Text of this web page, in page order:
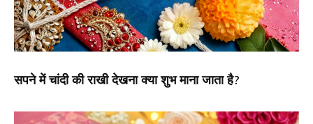
सपने में चांदी की राखी देखना क्या शुभ माना जाता है?